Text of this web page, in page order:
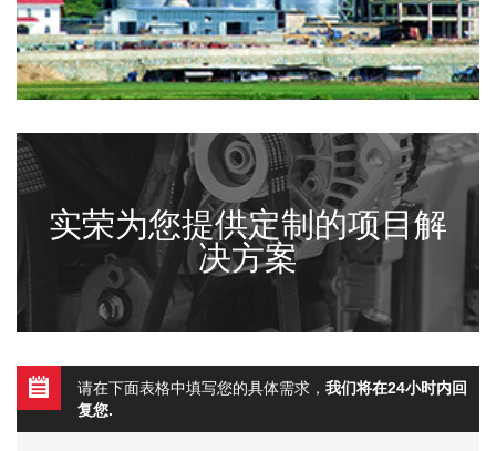
实荣为您提供定制的项目解
决方案
请在下面表格中填写您的具体需求， 我们将在24小时内回
复您.